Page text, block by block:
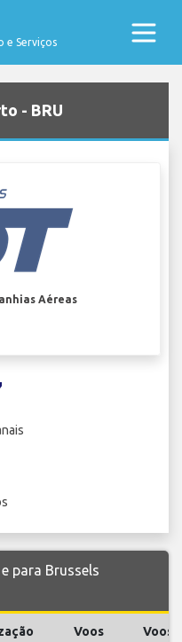
e Serviços
- BRU
Aéreas
para Brussels
Voos
Voos